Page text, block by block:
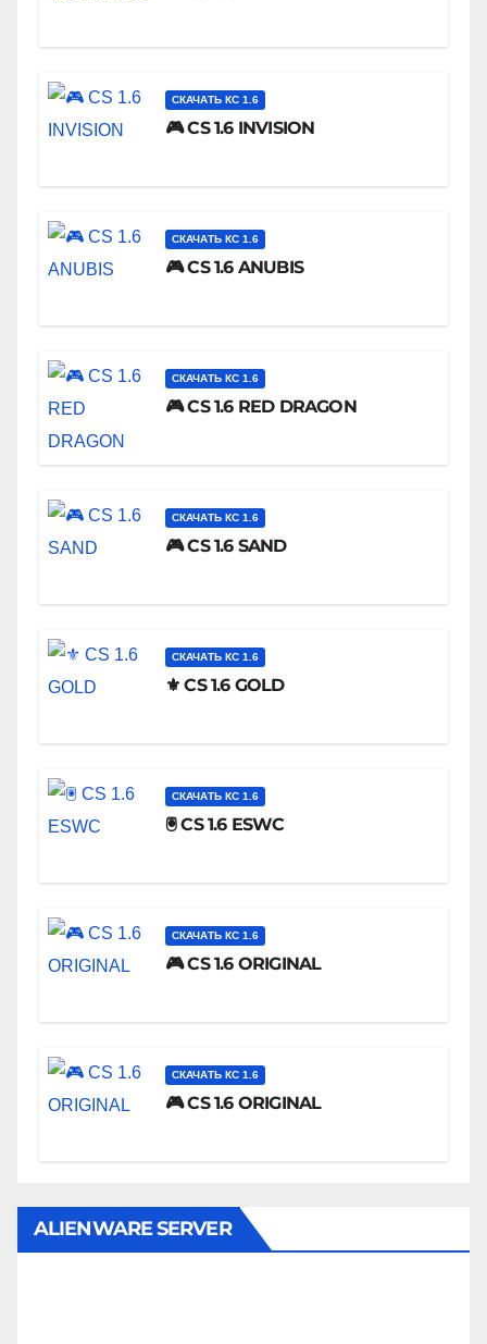
СКАЧАТЬ КС 1.6
🎮 CS 1.6 INVISION
СКАЧАТЬ КС 1.6
🎮 CS 1.6 ANUBIS
СКАЧАТЬ КС 1.6
🎮 CS 1.6 RED DRAGON
СКАЧАТЬ КС 1.6
🎮 CS 1.6 SAND
СКАЧАТЬ КС 1.6
⚜️ CS 1.6 GOLD
СКАЧАТЬ КС 1.6
🖲️ CS 1.6 ESWC
СКАЧАТЬ КС 1.6
🎮 CS 1.6 ORIGINAL
СКАЧАТЬ КС 1.6
🎮 CS 1.6 ORIGINAL
ALIENWARE SERVER